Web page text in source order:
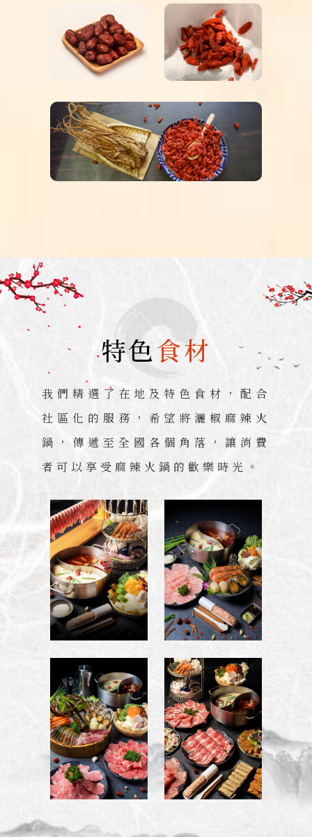
特色食材
我們精選了在地及特色食材，配合
社區化的服務，希望將灑椒麻辣火
鍋，傳遞至全國各個角落，讓消費
者可以享受麻辣火鍋的歡樂時光。